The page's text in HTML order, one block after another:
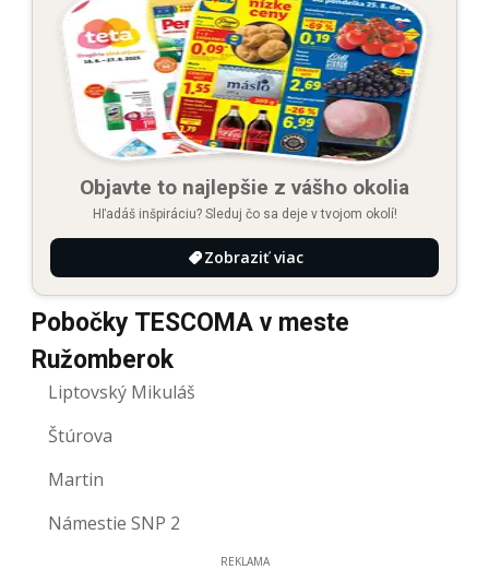
Objavte to najlepšie z vášho okolia
Hľadáš inšpiráciu? Sleduj čo sa deje v tvojom okolí!
Zobraziť viac
Pobočky TESCOMA v meste
Ružomberok
Liptovský Mikuláš
Štúrova
Martin
Námestie SNP 2
REKLAMA